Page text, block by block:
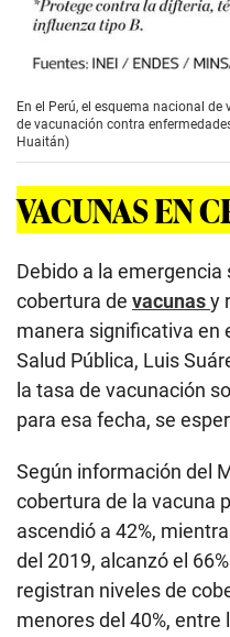
En el Perú, el esquema nacional
de vacunación contra
Huaitán)
VACUNAS EN
Debido a la emergencia
cobertura de vacunasy
manera significativa en
Salud Pública, Luis
la tasa de vacunación
para esa fecha, se
Según información del
cobertura de la vacuna
ascendió a 42%,
del 2019, alcanzó el
registran niveles de
menores del 40%,